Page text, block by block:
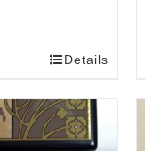
Details